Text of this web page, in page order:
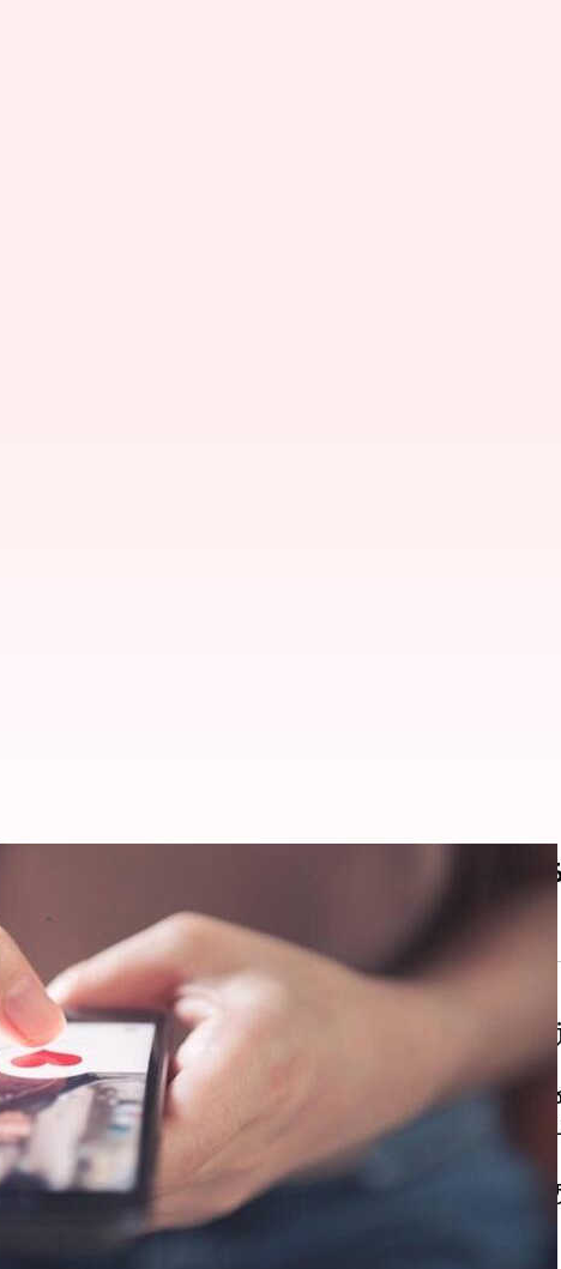
2 ஆண்டுகளில் ரூ.8.7
பெண் நட்பின் பெயரில், 80 வயது
குற்றப்பிரிவில்
புகாராக மாறி,
2023 ஏப்ரலில் 'சார்வி' என்ற
சார்வி தனது குழந்தைகள் உடல்நலக்
பலமுறை பணம் அனுப்பியுள்ளார்.